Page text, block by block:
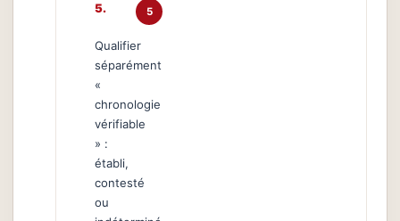
5
Qualifier
séparément
«
chronologie
vérifiable
» :
établi,
contesté
ou